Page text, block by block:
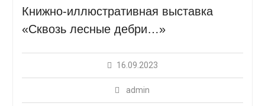
Книжно-иллюстративная выставка
«Сквозь лесные дебри…»
16.09.2023
admin